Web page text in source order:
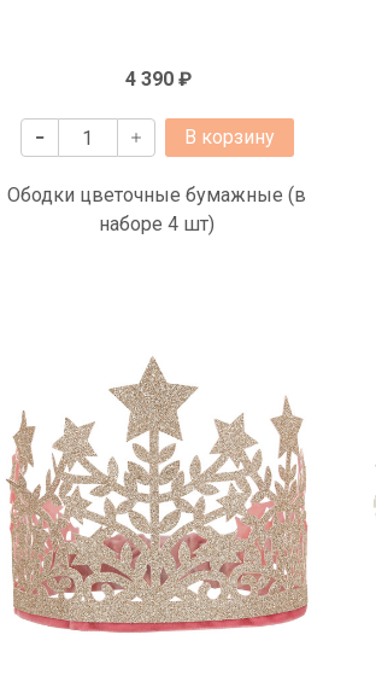
4 390 ₽
В корзину
Ободки цветочные бумажные (в
наборе 4 шт)